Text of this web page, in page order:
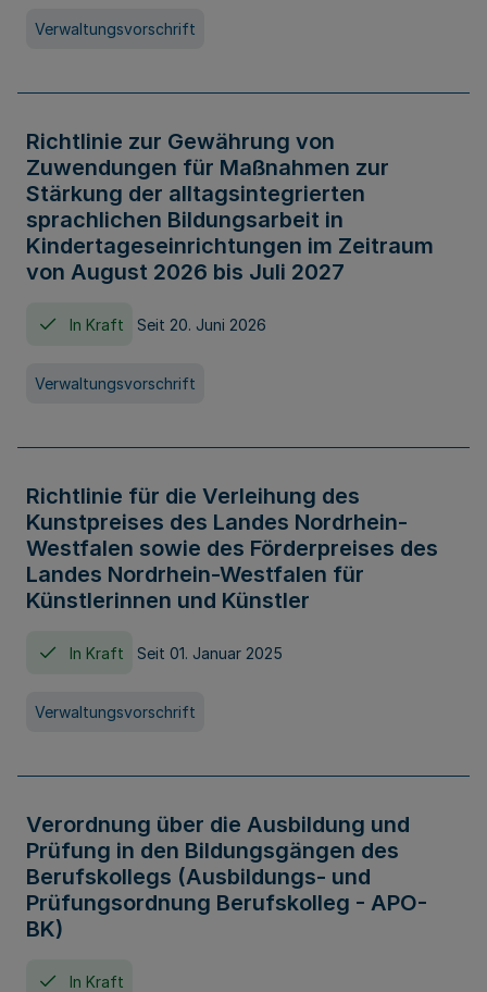
Verwaltungsvorschrift
Richtlinie zur Gewährung von
Zuwendungen für Maßnahmen zur
Stärkung der alltagsintegrierten
sprachlichen Bildungsarbeit in
Kindertageseinrichtungen im Zeitraum
von August 2026 bis Juli 2027
In Kraft Seit 20. Juni 2026
Verwaltungsvorschrift
Richtlinie für die Verleihung des
Kunstpreises des Landes Nordrhein-
Westfalen sowie des Förderpreises des
Landes Nordrhein-Westfalen für
Künstlerinnen und Künstler
In Kraft Seit 01. Januar 2025
Verwaltungsvorschrift
Verordnung über die Ausbildung und
Prüfung in den Bildungsgängen des
Berufskollegs (Ausbildungs- und
Prüfungsordnung Berufskolleg - APO-
BK)
In Kraft